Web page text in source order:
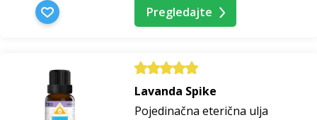
Pregledajte
Lavanda Spike
Pojedinačna eterična ulja